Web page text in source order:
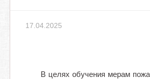
17.04.2025
В целях обучения мерам